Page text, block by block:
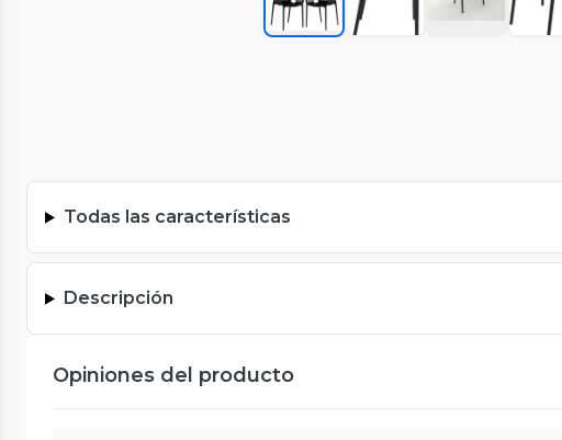
Todas las características
Descripción
Opiniones del producto